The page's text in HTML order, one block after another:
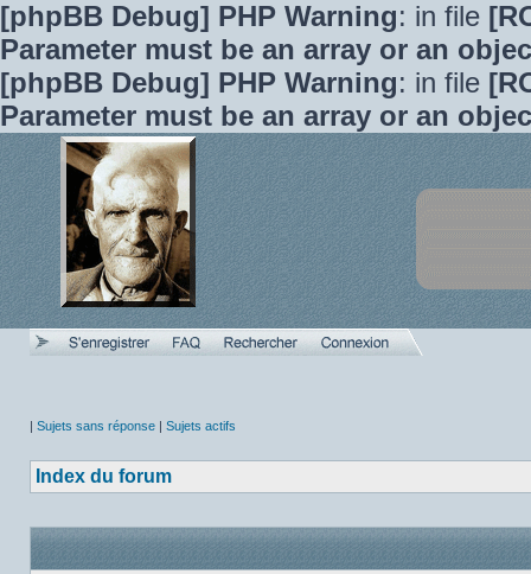
[phpBB Debug] PHP Warning: in file
Parameter must be an array or an
[phpBB Debug] PHP Warning: in file
Parameter must be an array or an
| Sujets sans réponse | Sujets actifs
Index du forum